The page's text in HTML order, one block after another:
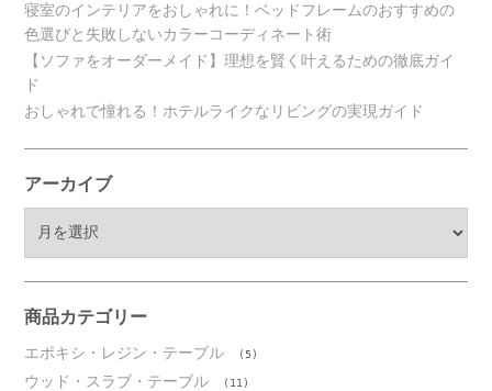
寝室のインテリアをおしゃれに！ベッドフレームのおすすめの
色選びと失敗しないカラーコーディネート術
【ソファをオーダーメイド】理想を賢く叶えるための徹底ガイ
ド
おしゃれで憧れる！ホテルライクなリビングの実現ガイド
アーカイブ
ブ
商品カテゴリー
エポキシ・レジン・テーブル (5)
ウッド・スラブ・テーブル (11)